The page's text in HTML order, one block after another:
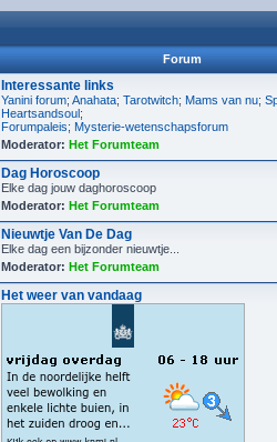
Forum
Interessante links
Yanini forum; Anahata; Tarotwitch; Mams van nu;
Heartsandsoul;
Forumpaleis; Mysterie-wetenschapsforum
Moderator: Het Forumteam
Dag Horoscoop
Elke dag jouw daghoroscoop
Moderator: Het Forumteam
Nieuwtje Van De Dag
Elke dag een bijzonder nieuwtje...
Moderator: Het Forumteam
Het weer van vandaag